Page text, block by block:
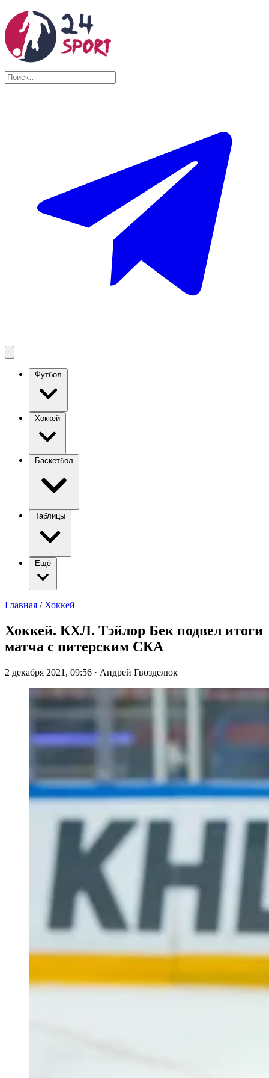
Футбол
Хоккей
Баскетбол
Таблицы
Ещё
Главная / Хоккей
Хоккей. КХЛ. Тэйлор Бек подвел итоги
матча с питерским СКА
2 декабря 2021, 09:56 · Андрей Гвозделюк